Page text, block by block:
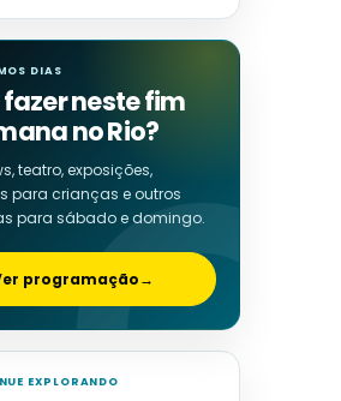
DIAS
fazer neste fim
no Rio?
teatro, exposições,
para crianças e outros
para sábado e domingo.
programação→
EXPLORANDO